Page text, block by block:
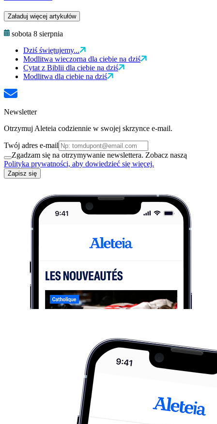
Załaduj więcej artykułów
sobota 8 sierpnia
Dziś świętujemy...
Modlitwa wieczorna dla ciebie na dziś
Cytat z Biblii dla ciebie na dziś
Modlitwa dla ciebie na dziś
Newsletter
Otrzymuj Aleteia codziennie w swojej skrzynce e-mail.
Twój adres e-mail
Zgadzam się na otrzymywanie newslettera. Zobacz naszą
Polityka prywatności, aby dowiedzieć się więcej.
Zapisz się